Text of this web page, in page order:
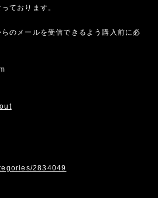
ております。
のメールを受信できるよう購入前に必
2834049